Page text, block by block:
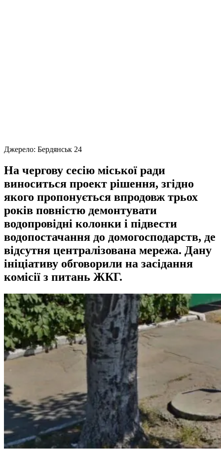
Джерело: Бердянськ 24
На чергову сесію міської ради
виноситься проект рішення, згідно
якого пропонується впродовж трьох
років повністю демонтувати
водопровідні колонки і підвести
водопостачання до домогосподарств, де
відсутня централізована мережа. Дану
ініціативу обговорили на засідання
комісії з питань ЖКГ.